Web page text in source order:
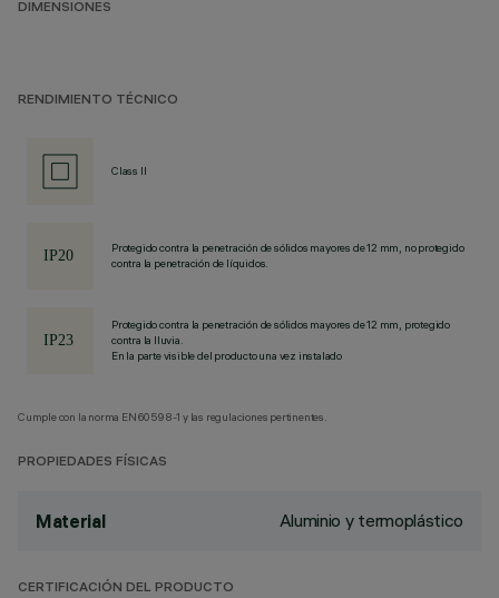
DIMENSIONES
RENDIMIENTO TÉCNICO
Class II
Protegido contra la penetración de sólidos mayores de 12 mm, no protegido
contra la penetración de líquidos.
Protegido contra la penetración de sólidos mayores de 12 mm, protegido
contra la lluvia.
En la parte visible del producto una vez instalado
Cumple con la norma EN60598-1 y las regulaciones pertinentes.
PROPIEDADES FÍSICAS
Material Aluminio y termoplástico
CERTIFICACIÓN DEL PRODUCTO